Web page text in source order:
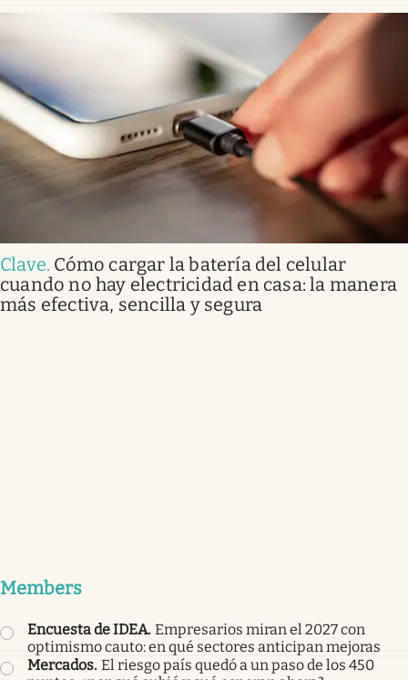
Clave. Cómo cargar la batería del celular
cuando no hay electricidad en casa: la manera
más efectiva, sencilla y segura
Members
Encuesta de IDEA. Empresarios miran el 2027 con
optimismo cauto: en qué sectores anticipan mejoras
Mercados. El riesgo país quedó a un paso de los 450